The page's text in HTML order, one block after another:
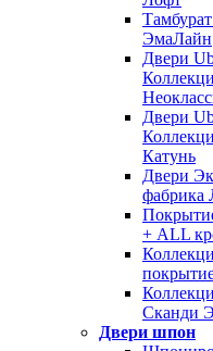
ЭмаЛайн
Двери
Двери
Катунь
Двери
фабрика
+ ALL
Сканди
Двери шпон